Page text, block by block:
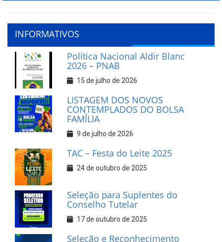
INFORMATIVOS
Política Nacional Aldir Blanc
2026 – PNAB
15 de julho de 2026
LISTAGEM DOS NOVOS
CONTEMPLADOS DO BOLSA
FAMÍLIA
9 de julho de 2026
TAC – Festa do Leite 2025
24 de outubro de 2025
Seleção para Suplentes do
Conselho Tutelar
17 de outubro de 2025
Seleção e Reconhecimento